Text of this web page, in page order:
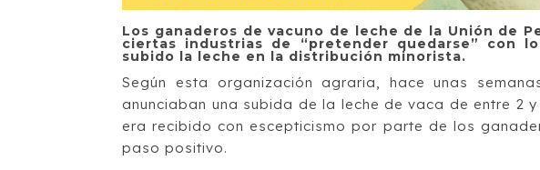
Los ganaderos de vacuno de leche de la Unión de
ciertas industrias de “pretender quedarse” con
subido la leche en la distribución minorista.
Según esta organización agraria, hace unas
anunciaban una subida de la leche de vaca de entre 2
era recibido con escepticismo por parte de los
paso positivo.